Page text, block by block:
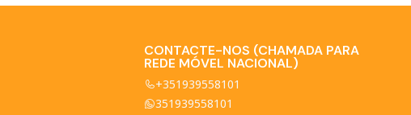
CONTACTE-NOS (CHAMADA PARA
REDE MÓVEL NACIONAL)
+351939558101
351939558101